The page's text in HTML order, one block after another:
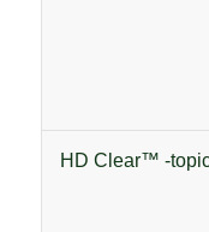
HD Clear™ -